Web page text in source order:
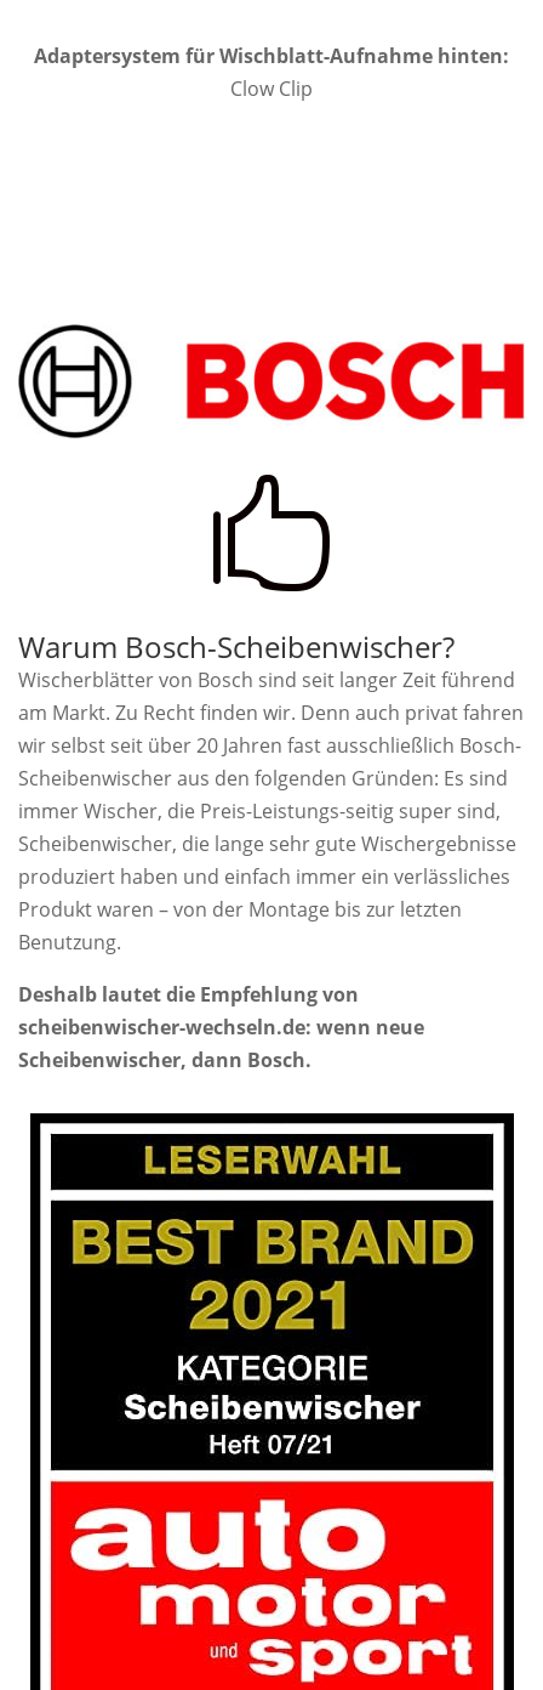
Adaptersystem für Wischblatt-Aufnahme hinten:
Clow Clip

Warum Bosch-Scheibenwischer?
Wischerblätter von Bosch sind seit langer Zeit führend
am Markt. Zu Recht finden wir. Denn auch privat fahren
wir selbst seit über 20 Jahren fast ausschließlich Bosch-
Scheibenwischer aus den folgenden Gründen: Es sind
immer Wischer, die Preis-Leistungs-seitig super sind,
Scheibenwischer, die lange sehr gute Wischergebnisse
produziert haben und einfach immer ein verlässliches
Produkt waren – von der Montage bis zur letzten
Benutzung.
Deshalb lautet die Empfehlung von
scheibenwischer-wechseln.de: wenn neue
Scheibenwischer, dann Bosch.